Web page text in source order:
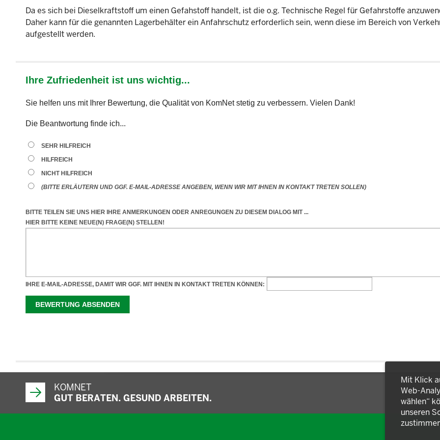
Da es sich bei Dieselkraftstoff um einen Gefahstoff handelt, ist die o.g. Technische Regel für Gefahrstoffe
Daher kann für die genannten Lagerbehälter ein Anfahrschutz erforderlich sein, wenn diese im Bereich von
aufgestellt werden.
KOMNET
GUT BERATEN. GESUND ARBEITEN.
Mit Klick
Web-
wählen“
unseren